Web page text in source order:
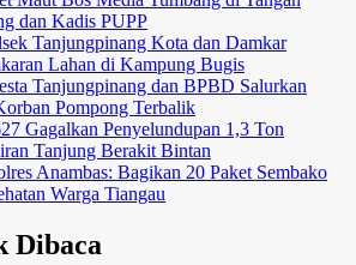
dan Kadis PUPP
Tanjungpinang Kota dan Damkar
Lahan di Kampung Bugis
Tanjungpinang dan BPBD Salurkan
Pompong Terbalik
Gagalkan Penyelundupan 1,3 Ton
Tanjung Berakit Bintan
Anambas: Bagikan 20 Paket Sembako
Warga Tiangau
Dibaca